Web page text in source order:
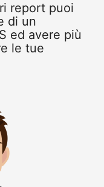
report puoi
di un
ed avere più
le tue